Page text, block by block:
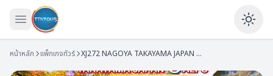
เปิดเมนู
หน้าหลัก แพ็กเกจทัวร์ XJ272NAGOYA TAKAYAMA JAPAN ALPS FUJI AUTUMN 6D 4N BY XJ -- OCT'25 -- ซุปตาร์...Aru-pen รูท สุดยอดใบไม้เปลี่ยนสี